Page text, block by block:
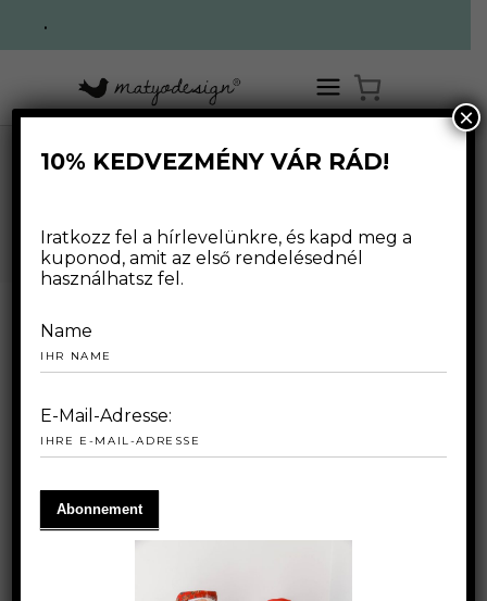
.
10% KEDVEZMÉNY VÁR RÁD!
Iratkozz fel a hírlevelünkre, és kapd meg a
kuponod, amit az első rendelésednél
használhatsz fel.
Name
E-Mail-Adresse:
×